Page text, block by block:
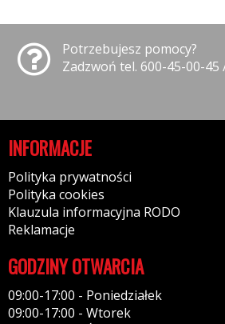
Potrzebujesz pomocy?
Zadzwoń tel. 600-45-00-45
INFORMACJE
Polityka prywatności
Polityka cookies
Klauzula informacyjna RODO
Reklamacje
GODZINY OTWARCIA
09:00-17:00 - Poniedziałek
09:00-17:00 - Wtorek